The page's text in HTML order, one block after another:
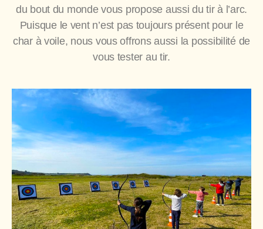
du bout du monde vous propose aussi du tir à l’arc.
Puisque le vent n’est pas toujours présent pour le
char à voile, nous vous offrons aussi la possibilité de
vous tester au tir.